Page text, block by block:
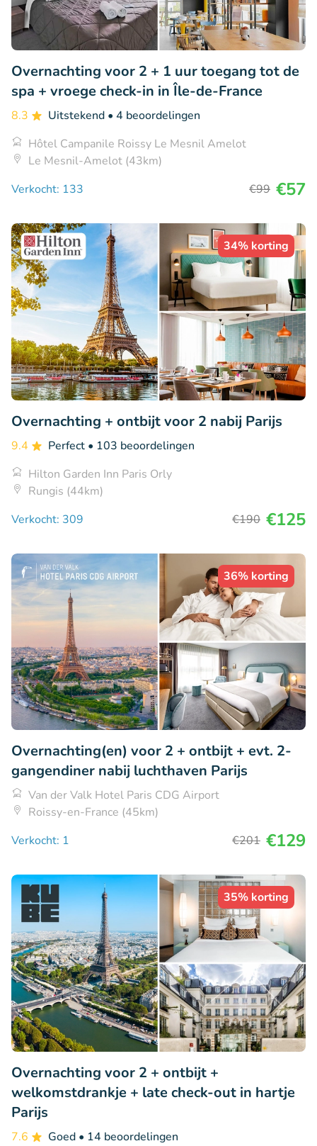
Overnachting voor 2 + 1 uur toegang tot de
spa + vroege check-in in Île-de-France
8.3 Uitstekend • 4 beoordelingen
Hôtel Campanile Roissy Le Mesnil Amelot
Le Mesnil-Amelot (43km)
Verkocht: 133
€99 €57
34% korting
Overnachting + ontbijt voor 2 nabij Parijs
9.4 Perfect • 103 beoordelingen
Hilton Garden Inn Paris Orly
Rungis (44km)
Verkocht: 309
€190 €125
36% korting
Overnachting(en) voor 2 + ontbijt + evt. 2-
gangendiner nabij luchthaven Parijs
Van der Valk Hotel Paris CDG Airport
Roissy-en-France (45km)
Verkocht: 1
€201 €129
35% korting
Overnachting voor 2 + ontbijt +
welkomstdrankje + late check-out in hartje
Parijs
7.6 Goed • 14 beoordelingen